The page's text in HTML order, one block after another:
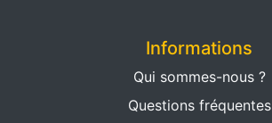
Informations
Qui sommes-nous ?
Questions fréquentes